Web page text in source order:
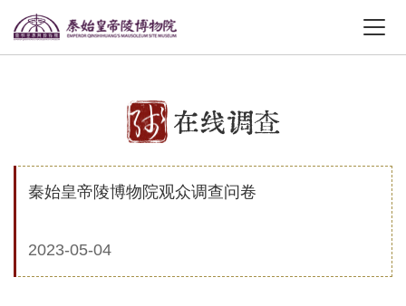
在线调查
秦始皇帝陵博物院观众调查问卷
2023-05-04